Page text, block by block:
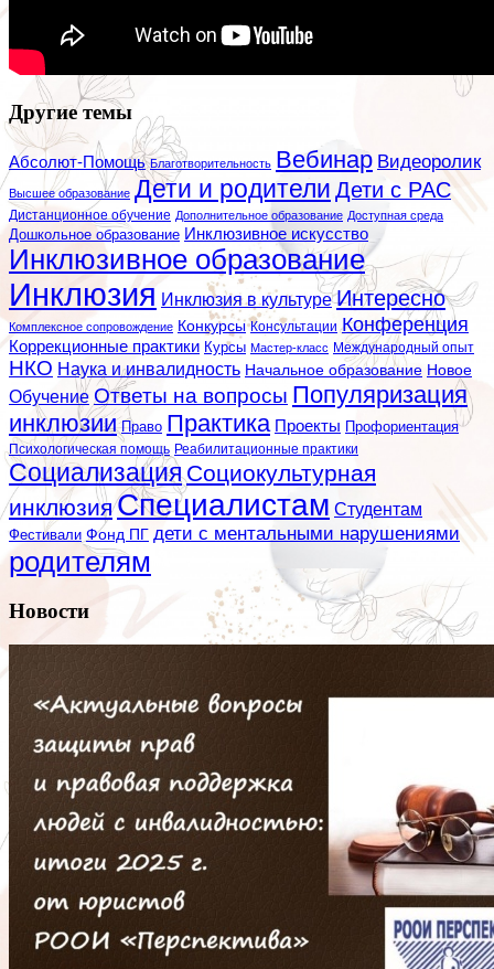
Другие темы
Абсолют-Помощь Благотворительность Вебинар Видеоролик
Высшее образование Дети и родители Дети с РАС
Дистанционное обучение Дополнительное образование Доступная среда
Дошкольное образование Инклюзивное искусство
Инклюзивное образование
Инклюзия Инклюзия в культуре Интересно
Комплексное сопровождение Конкурсы Консультации Конференция
Коррекционные практики Курсы Мастер-класс Международный опыт
НКО Наука и инвалидность Начальное образование Новое
Обучение Ответы на вопросы Популяризация
инклюзии Право Практика Проекты Профориентация
Психологическая помощь Реабилитационные практики
Социализация Социокультурная
инклюзияСпециалистам Студентам
Фестивали Фонд ПГ дети с ментальными нарушениями
родителям
Новости